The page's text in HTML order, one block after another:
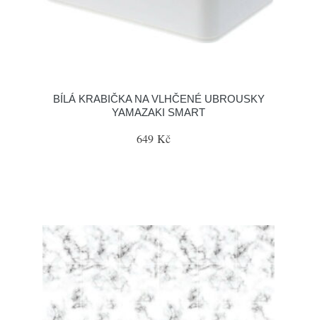
BÍLÁ KRABIČKA NA VLHČENÉ UBROUSKY
YAMAZAKI SMART
649 Kč